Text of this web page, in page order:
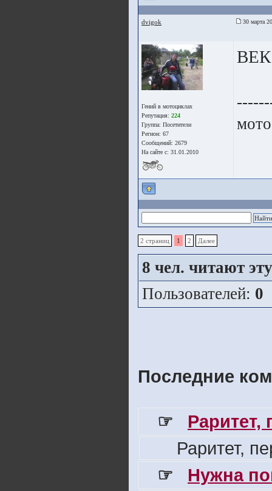
dvigok 30 марта
Гений в мотоциклах
Репутация: 224
Группа: Посетители
Регион: 67
Сообщений: 2679
На сайте с: 31.01.2010
2 страниц 1 2 Далее
8 чел. читают
Пользователей: 0
Последние
☞
Раритет,
Раритет,
☞
Нужна